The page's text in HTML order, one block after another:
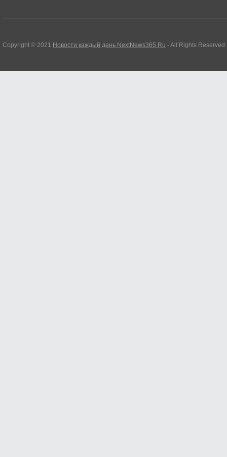
Copyright © 2021 Новости каждый день NextNews365.Ru - All Rights Reserved